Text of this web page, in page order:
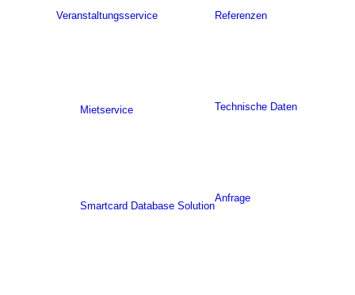
Veranstaltungsservice
Mietservice
Smartcard Database Solution
Referenzen
Technische Daten
Anfrage